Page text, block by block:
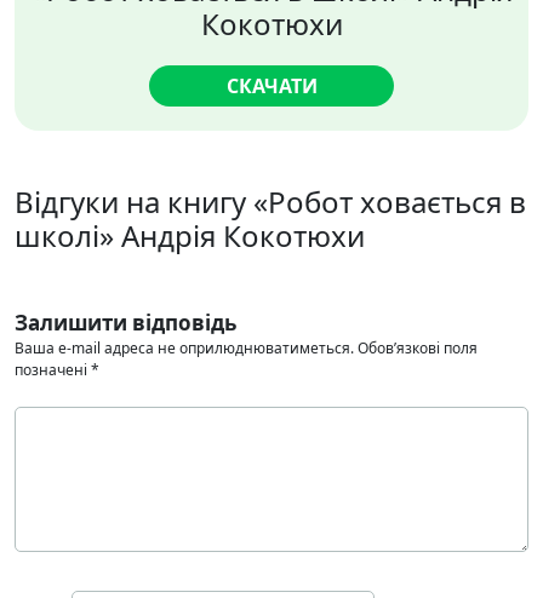
Кокотюхи
СКАЧАТИ
Відгуки на книгу «Робот ховається в
школі» Андрія Кокотюхи
Залишити відповідь
Ваша e-mail адреса не оприлюднюватиметься.Обов’язкові поля
позначені *